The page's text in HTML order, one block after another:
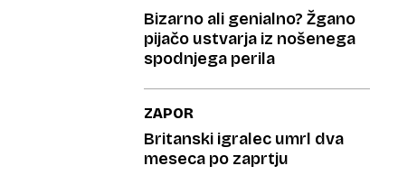
Bizarno ali genialno? Žgano
pijačo ustvarja iz nošenega
spodnjega perila
ZAPOR
Britanski igralec umrl dva
meseca po zaprtju